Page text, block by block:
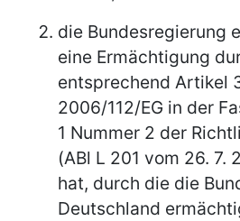
die Bundesregierung
eine Ermächtigung
entsprechend Artikel
2006/112/EG in der
1 Nummer 2 der
(ABl L 201 vom 26. 7.
hat, durch die die
Deutschland